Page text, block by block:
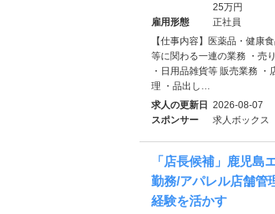
25万円
雇用形態
正社員
【仕事内容】医薬品・健康
等に関わる一連の業務 ・売
・日用品雑貨等 販売業務 ・
理 ・品出し…
求人の更新日
2026-08-07
スポンサー
求人ボックス
「店長候補」鹿児島
勤務/アパレル店舗管
経験を活かす